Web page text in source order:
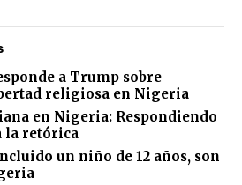
a Trump sobre
religiosa en Nigeria
en Nigeria: Respondiendo
la retórica
un niño de 12 años, son